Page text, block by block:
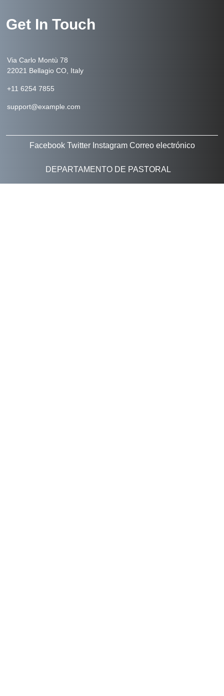
Get In Touch
Via Carlo Montù 78
22021 Bellagio CO, Italy
+11 6254 7855
support@example.com
Facebook Twitter Instagram Correo electrónico
DEPARTAMENTO DE PASTORAL